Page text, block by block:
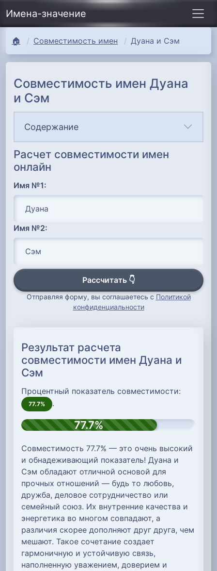
Имена-значение
🏠 Совместимость имен Дуана и Сэм
Совместимость имен Дуана
и Сэм
Содержание
Расчет совместимости имен
онлайн
Имя №1:
Имя №2:
Рассчитать 👇
Отправляя форму, вы соглашаетесь с Политикой
конфиденциальности
Результат расчета
совместимости имен Дуана и
Сэм
Процентный показатель совместимости:
77.7% .
77.7%
Совместимость 77.7% — это очень высокий
и обнадеживающий показатель! Дуана и
Сэм обладают отличной основой для
прочных отношений — будь то любовь,
дружба, деловое сотрудничество или
семейный союз. Их внутренние качества и
энергетика во многом совпадают, а
различия скорее дополняют друг друга, чем
мешают. Такое сочетание создает
гармоничную и устойчивую связь,
наполненную уважением, доверием и